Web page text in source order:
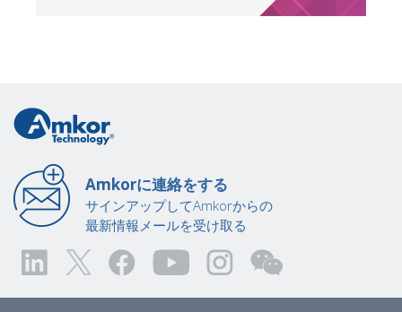
Amkorに連絡をする
サインアップしてAmkorからの
最新情報メールを受け取る